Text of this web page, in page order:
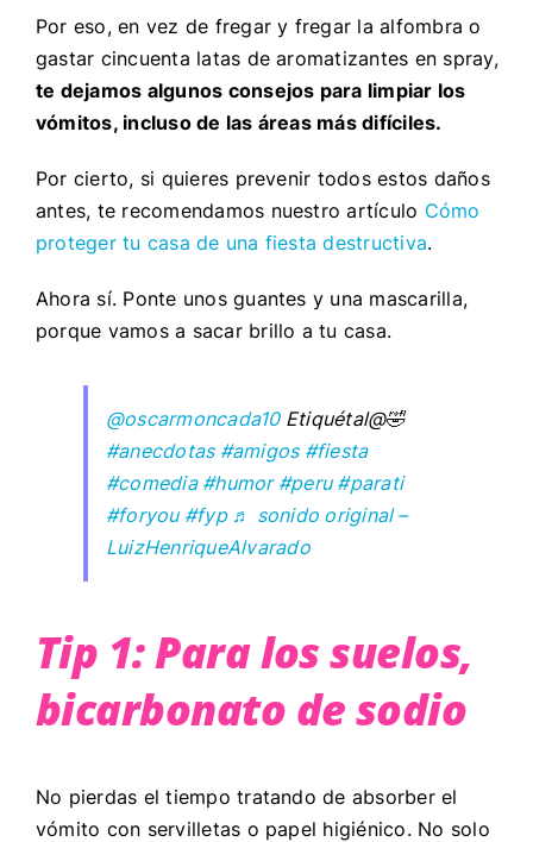
Por eso, en vez de fregar y fregar la alfombra o
gastar cincuenta latas de aromatizantes en spray,
te dejamos algunos consejos para limpiar los
vómitos, incluso de las áreas más difíciles.
Por cierto, si quieres prevenir todos estos daños
antes, te recomendamos nuestro artículo Cómo
proteger tu casa de una fiesta destructiva.
Ahora sí. Ponte unos guantes y una mascarilla,
porque vamos a sacar brillo a tu casa.
@oscarmoncada10Etiquétal@🤣
#anecdotas #amigos #fiesta
#comedia #humor #peru #parati
#foryou #fyp ♬ sonido original –
LuizHenriqueAlvarado
Tip 1: Para los suelos,
bicarbonato de sodio
No pierdas el tiempo tratando de absorber el
vómito con servilletas o papel higiénico. No solo